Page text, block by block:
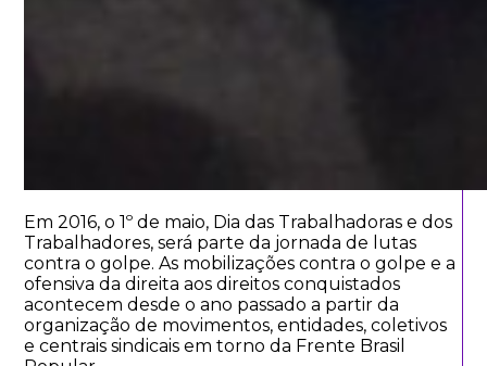
Em 2016, o 1º de maio, Dia das Trabalhadoras e dos
Trabalhadores, será parte da jornada de lutas
contra o golpe. As mobilizações contra o golpe e a
ofensiva da direita aos direitos conquistados
acontecem desde o ano passado a partir da
organização de movimentos, entidades, coletivos
e centrais sindicais em torno da Frente Brasil